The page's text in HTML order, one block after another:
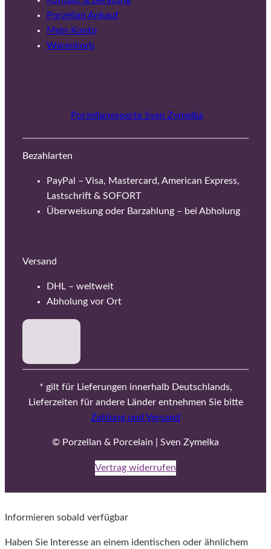
Porzellan Ankauf
Mein Konto
Warenkorb
Porzellanexperte Sven Zymelka
Bezahlarten
PayPal – Visa, Mastercard, American Express,
Lastschrift & SOFORT
Überweisung oder Barzahlung – bei Abholung
Versand
DHL – weltweit
Abholung vor Ort
* gilt für Lieferungen innerhalb Deutschlands,
Lieferzeiten für andere Länder entnehmen Sie bitte
Zahlung und Versand
© Porzellan & Porcelain | Sven Zymelka
Vertrag widerrufen
Informieren sobald verfügbar
Haben Sie Interesse an einem identischen oder ähnlichem